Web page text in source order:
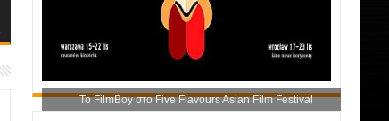
Το FilmBoy στο Five Flavours Asian Film Festival